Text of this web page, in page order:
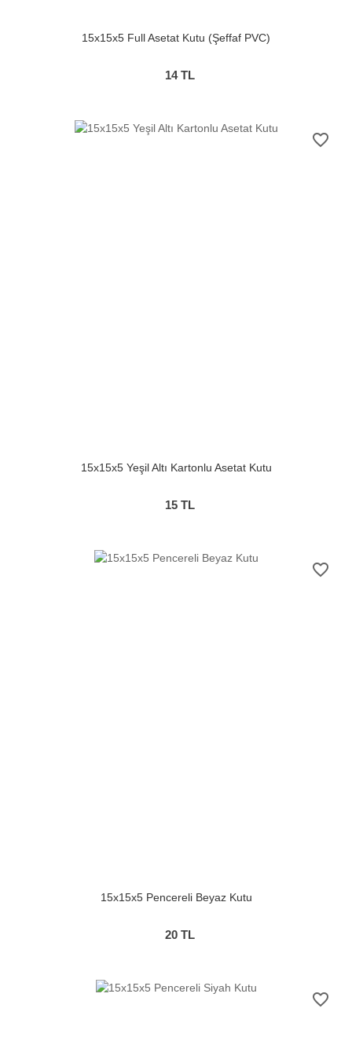
15x15x5 Full Asetat Kutu (Şeffaf PVC)
14TL
favorite_border
15x15x5 Yeşil Altı Kartonlu Asetat Kutu
15 TL
favorite_border
15x15x5 Pencereli Beyaz Kutu
20 TL
favorite_border